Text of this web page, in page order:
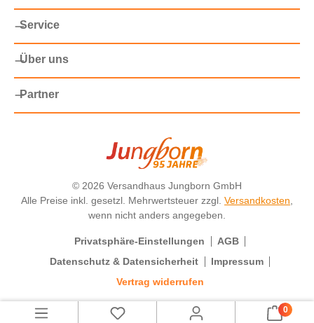
Service
Über uns
Partner
© 2026 Versandhaus Jungborn GmbH
Alle Preise inkl. gesetzl. Mehrwertsteuer zzgl. Versandkosten
wenn nicht anders angegeben.
Privatsphäre-Einstellungen
AGB
Datenschutz & Datensicherheit
Impressum
Vertrag widerrufen
0